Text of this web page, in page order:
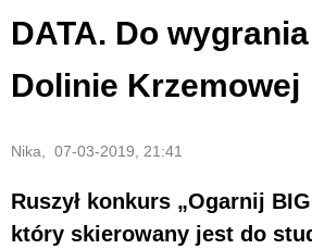
DATA. Do
Dolinie Krzemowej
Nika, 07-03-2019, 21:41
Ruszył konkurs „Ogarnij
który skierowany jest do